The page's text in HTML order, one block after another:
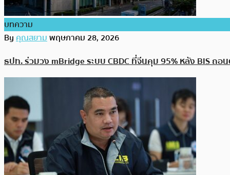
บทความ
Byคุณสยามพฤษภาคม 28, 2026
ธปท. ร่วมวง mBridge ระบบ CBDC ที่จีนคุม 95% หลัง BIS ถอ